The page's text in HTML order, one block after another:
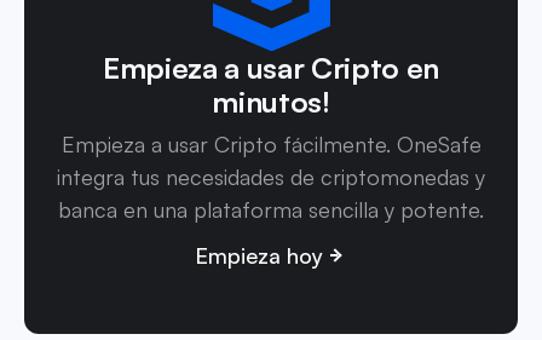
Empieza a usar Cripto en
minutos!
Empieza a usar Cripto fácilmente. OneSafe
integra tus necesidades de criptomonedas y
banca en una plataforma sencilla y potente.
Empieza hoy